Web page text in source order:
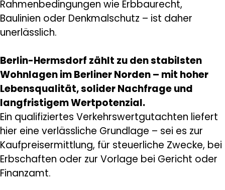
Rahmenbedingungen wie Erbbaurecht,
Baulinien oder Denkmalschutz – ist daher
unerlässlich.
Berlin-Hermsdorf zählt zu den stabilsten
Wohnlagen im Berliner Norden – mit hoher
Lebensqualität, solider Nachfrage und
langfristigem Wertpotenzial.
Ein qualifiziertes Verkehrswertgutachten liefert
hier eine verlässliche Grundlage – sei es zur
Kaufpreisermittlung, für steuerliche Zwecke, bei
Erbschaften oder zur Vorlage bei Gericht oder
Finanzamt.